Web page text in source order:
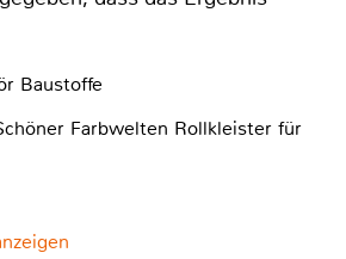
Baustoffe
Farbwelten Rollkleister für